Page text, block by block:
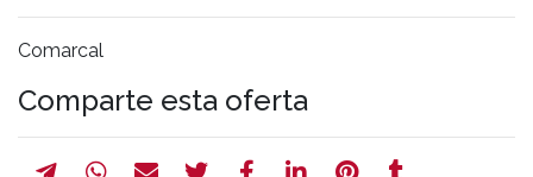
Comarcal
Comparte esta oferta